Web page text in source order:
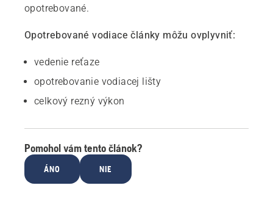
opotrebované.
Opotrebované vodiace články môžu ovplyvniť:
vedenie reťaze
opotrebovanie vodiacej lišty
celkový rezný výkon
Pomohol vám tento článok?
ÁNO NIE